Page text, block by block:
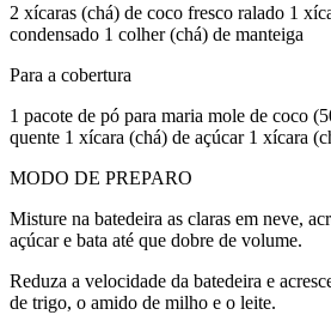
2 xícaras (chá) de coco fresco ralado 1
condensado 1 colher (chá) de manteiga
Para a cobertura
1 pacote de pó para maria mole de coco
quente 1 xícara (chá) de açúcar 1 xícara
MODO DE PREPARO
Misture na batedeira as claras em neve,
açúcar e bata até que dobre de volume.
Reduza a velocidade da batedeira e
de trigo, o amido de milho e o leite.